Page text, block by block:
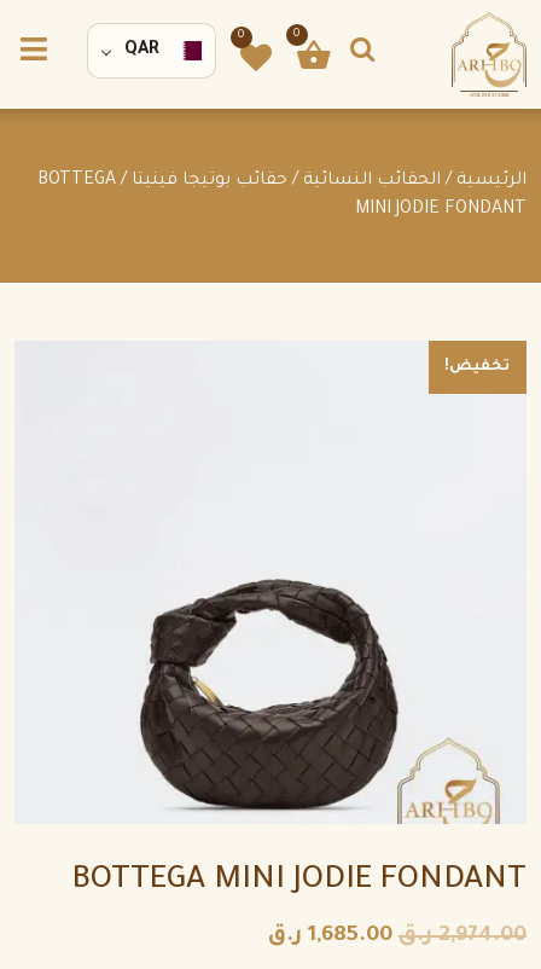
0
0
QAR
الرئيسية / الحقائب النسائية / حقائب بوتيجا فينيتا
/ BOTTEGA
MINI JODIE FONDANT
تخفيض!
BOTTEGA MINI JODIE FONDANT
2,974.00 ر.ق 1,685.00 ر.ق